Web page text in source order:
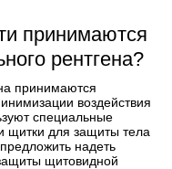
принимаются
рентгена?
принимаются
воздействия
специальные
щитки для защиты тела
надеть
щитовидной